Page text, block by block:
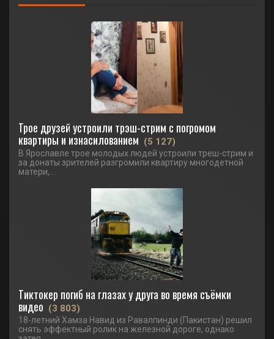
Трое друзей устроили трэш-стрим с погромом
квартиры и изнасилованием (5 127)
В Ярославле трое молодых людей устроили треш-стрим и
за донаты зрителей разгромили квартиру многодетной
матери,...
Тиктокер погиб на глазах у друга во время съёмки
видео (3 803)
18-летний Хамза Навид из Равалпинди (Пакистан) решил
снять эффектный ролик на железной дороге, однако